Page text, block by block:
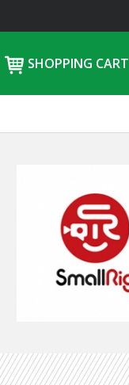
SHOPPING CART